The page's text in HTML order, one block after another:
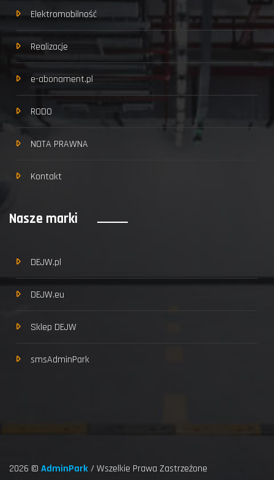
Elektromobilność
Realizacje
e-abonament.pl
RODO
NOTA PRAWNA
Kontakt
Nasze marki
DEJW.pl
DEJW.eu
Sklep DEJW
smsAdminPark
2026 © AdminPark / Wszelkie Prawa Zastrzeżone